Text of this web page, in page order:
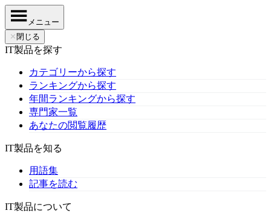
メニュー
✕ 閉じる
IT製品を探す
カテゴリーから探す
ランキングから探す
年間ランキングから探す
専門家一覧
あなたの閲覧履歴
IT製品を知る
用語集
記事を読む
IT製品について